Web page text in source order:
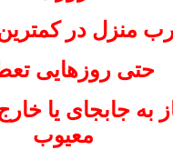
منزل در
حتی روزهایی
به جابجای یا
معیوب